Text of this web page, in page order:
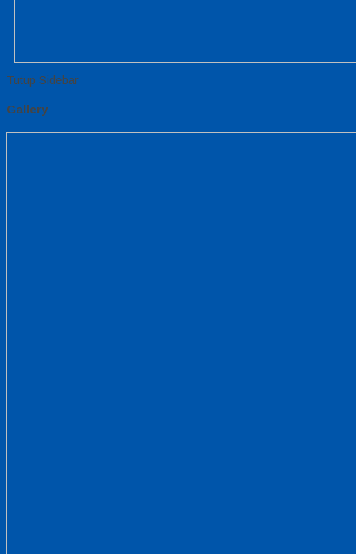
Tutup Sidebar
Gallery